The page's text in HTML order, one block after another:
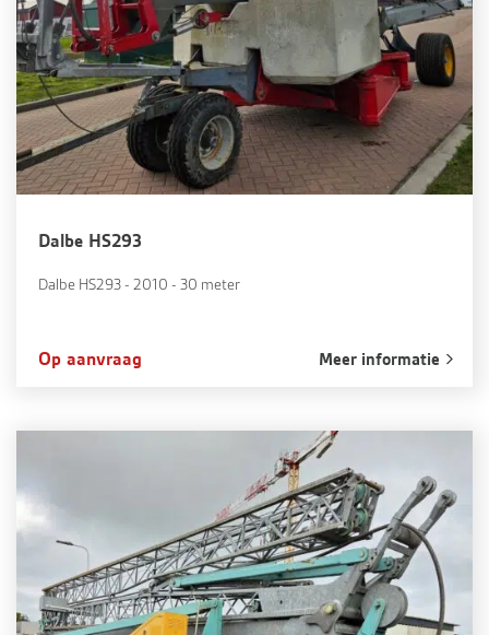
Dalbe HS293
Dalbe HS293 - 2010 - 30 meter
Op aanvraag Meer informatie